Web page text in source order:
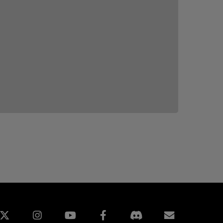
Instagram Facebook